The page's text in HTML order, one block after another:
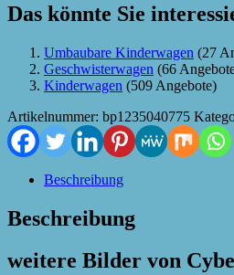
Das könnte Sie
Umbaubare Kinderwagen (27
Geschwisterwagen (66
Kinderwagen (509 Angebote)
Artikelnummer: bp1235040775
Beschreibung
Beschreibung
weitere Bilder von